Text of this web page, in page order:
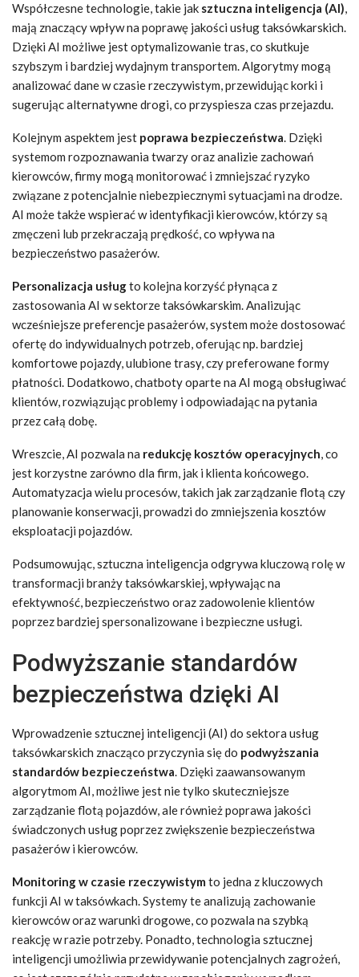
Współczesne technologie, takie jak sztuczna inteligencja (AI),
mają znaczący wpływ na poprawę jakości usług taksówkarskich.
Dzięki AI możliwe jest optymalizowanie tras, co skutkuje
szybszym i bardziej wydajnym transportem. Algorytmy mogą
analizować dane w czasie rzeczywistym, przewidując korki i
sugerując alternatywne drogi, co przyspiesza czas przejazdu.
Kolejnym aspektem jest poprawa bezpieczeństwa. Dzięki
systemom rozpoznawania twarzy oraz analizie zachowań
kierowców, firmy mogą monitorować i zmniejszać ryzyko
związane z potencjalnie niebezpiecznymi sytuacjami na drodze.
AI może także wspierać w identyfikacji kierowców, którzy są
zmęczeni lub przekraczają prędkość, co wpływa na
bezpieczeństwo pasażerów.
Personalizacja usługto kolejna korzyść płynąca z
zastosowania AI w sektorze taksówkarskim. Analizując
wcześniejsze preferencje pasażerów, system może dostosować
ofertę do indywidualnych potrzeb, oferując np. bardziej
komfortowe pojazdy, ulubione trasy, czy preferowane formy
płatności. Dodatkowo, chatboty oparte na AI mogą obsługiwać
klientów, rozwiązując problemy i odpowiadając na pytania
przez całą dobę.
Wreszcie, AI pozwala na redukcję kosztów operacyjnych, co
jest korzystne zarówno dla firm, jak i klienta końcowego.
Automatyzacja wielu procesów, takich jak zarządzanie flotą czy
planowanie konserwacji, prowadzi do zmniejszenia kosztów
eksploatacji pojazdów.
Podsumowując, sztuczna inteligencja odgrywa kluczową rolę w
transformacji branży taksówkarskiej, wpływając na
efektywność, bezpieczeństwo oraz zadowolenie klientów
poprzez bardziej spersonalizowane i bezpieczne usługi.
Podwyższanie standardów
bezpieczeństwa dzięki AI
Wprowadzenie sztucznej inteligencji (AI) do sektora usług
taksówkarskich znacząco przyczynia się do podwyższania
standardów bezpieczeństwa. Dzięki zaawansowanym
algorytmom AI, możliwe jest nie tylko skuteczniejsze
zarządzanie flotą pojazdów, ale również poprawa jakości
świadczonych usług poprzez zwiększenie bezpieczeństwa
pasażerów i kierowców.
Monitoring w czasie rzeczywistym to jedna z kluczowych
funkcji AI w taksówkach. Systemy te analizują zachowanie
kierowców oraz warunki drogowe, co pozwala na szybką
reakcję w razie potrzeby. Ponadto, technologia sztucznej
inteligencji umożliwia przewidywanie potencjalnych zagrożeń,